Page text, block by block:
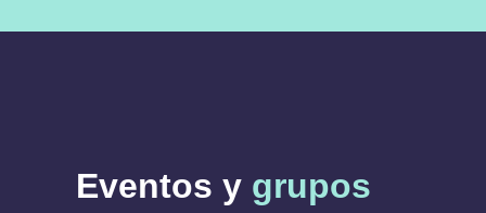
Eventos y grupos